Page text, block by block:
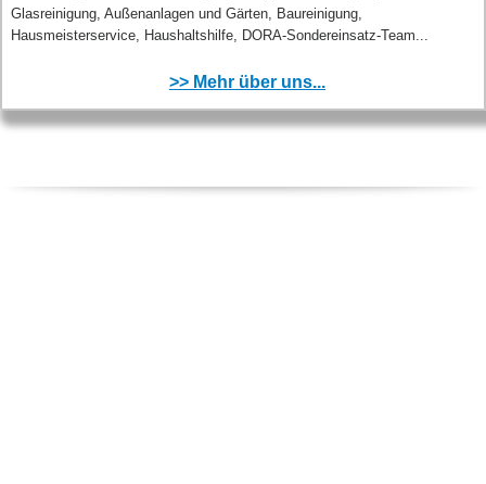
Glasreinigung, Außenanlagen und Gärten, Baureinigung,
Hausmeisterservice, Haushaltshilfe, DORA-Sondereinsatz-Team...
>> Mehr über uns...